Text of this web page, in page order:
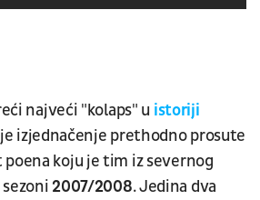
najveći "kolaps" u istoriji
izjednačenje prethodno prosute
koju je tim iz severnog
2007/2008. Jedina dva